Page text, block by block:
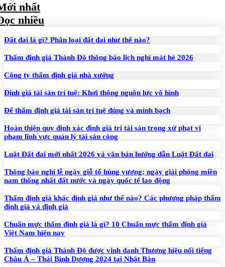
nhất
nhiều
Đất đai là gì? Phân loại đất đai như thế nào?
Thẩm định giá Thành Đô thông báo lịch nghỉ mát hè 2026
Công ty thẩm định giá nhà xưởng
Định giá tài sản trí tuệ: Khơi thông nguồn lực vô hình
Để thẩm định giá tài sản trí tuệ đúng và minh bạch
Hoàn thiện quy định xác định giá trị tài sản trong xử phạt vi
phạm lĩnh vực quản lý tài sản công
Luật Đất đai mới nhất 2026 và văn bản hướng dẫn Luật Đất đai
Thông báo nghỉ lễ ngày giỗ tổ hùng vương; ngày giải phóng miền
nam thống nhất đất nước và ngày quốc tế lao động
Thẩm định giá khác định giá như thế nào? Các phương pháp thẩm
định giá và định giá
Chuẩn mực thẩm định giá là gì? 10 Chuẩn mực thẩm định giá
Việt Nam hiện nay
Thẩm định giá Thành Đô được vinh danh Thương hiệu nổi tiếng
Châu Á – Thái Bình Dương 2024 tại Nhật Bản